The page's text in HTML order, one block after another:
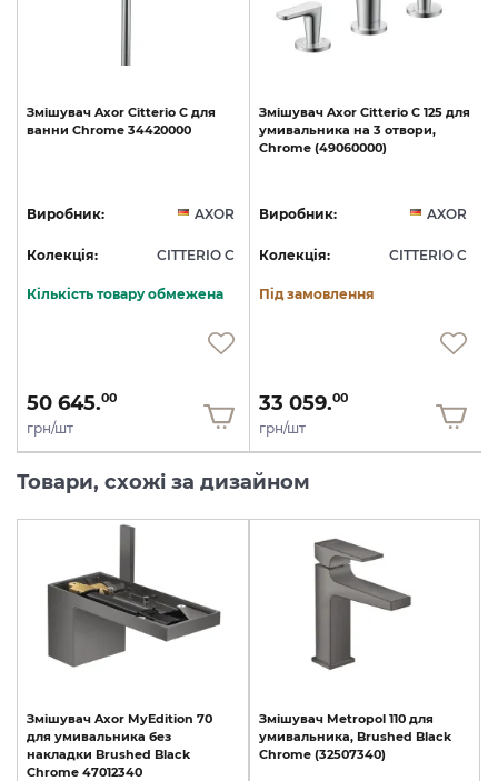
Змішувач Axor Citterio C для
ванни Chrome 34420000
Виробник: AXOR
Колекція: CITTERIO C
Кількість товару обмежена
50 645.00
грн/шт
Змішувач Axor Citterio C 125 для
умивальника на 3 отвори,
Chrome (49060000)
Виробник: AXOR
Колекція: CITTERIO C
Під замовлення
33 059.00
грн/шт
Товари, схожі за дизайном
Змішувач Axor MyEdition 70
для умивальника без
накладки Brushed Black
Chrome 47012340
Змішувач Metropol 110 для
умивальника, Brushed Black
Chrome (32507340)